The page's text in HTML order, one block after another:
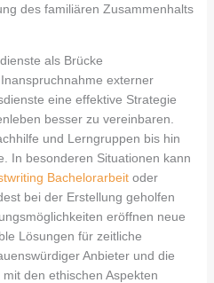
des familiären Zusammenhalts
als Brücke
externer
eine effektive Strategie
besser zu vereinbaren.
und Lerngruppen bis hin
In besonderen Situationen kann
Bachelorarbeitoder
bei der Erstellung geholfen
eröffnen neue
Lösungen für zeitliche
Anbieter und die
den ethischen Aspekten